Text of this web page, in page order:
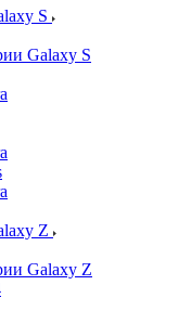
S
Galaxy S
Z
Galaxy Z